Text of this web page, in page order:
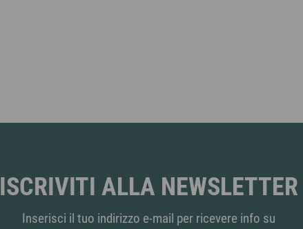
ISCRIVITI ALLA NEWSLETTER
Inserisci il tuo indirizzo e-mail per ricevere info su